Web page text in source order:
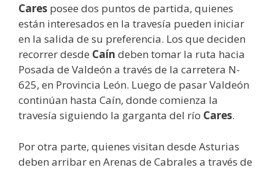
Cares posee dos puntos de partida, quienes
están interesados en la travesía pueden iniciar
en la salida de su preferencia. Los que deciden
recorrer desde Caín deben tomar la ruta hacia
Posada de Valdeón a través de la carretera N-
625, en Provincia León. Luego de pasar Valdeón
continúan hasta Caín, donde comienza la
travesía siguiendo la garganta del río Cares.
Por otra parte, quienes visitan desde Asturias
deben arribar en Arenas de Cabrales a través de